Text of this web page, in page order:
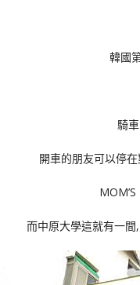
韓國
騎
開車的朋友可以停
而中原大學這就有一